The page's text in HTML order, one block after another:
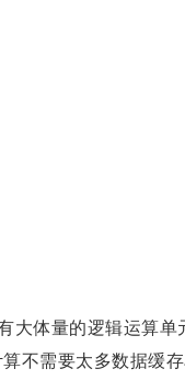
大体量的逻辑运算
不需要太多数据缓